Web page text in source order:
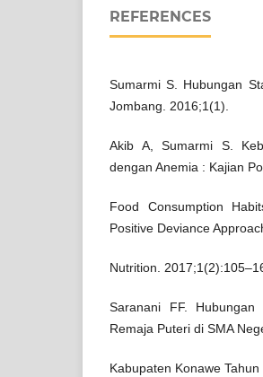
REFERENCES
Sumarmi S. Hubungan
Jombang. 2016;1(1).
Akib A, Sumarmi S.
dengan Anemia : Kajian
Food Consumption
Positive Deviance
Nutrition.
Saranani FF.
Remaja Puteri di SMA
Kabupaten Konawe Tahun